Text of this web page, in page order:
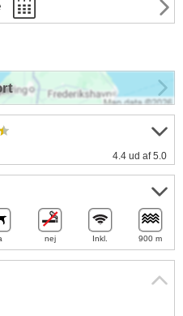
4.4 ud af 5.0
nej Inkl. 900 m